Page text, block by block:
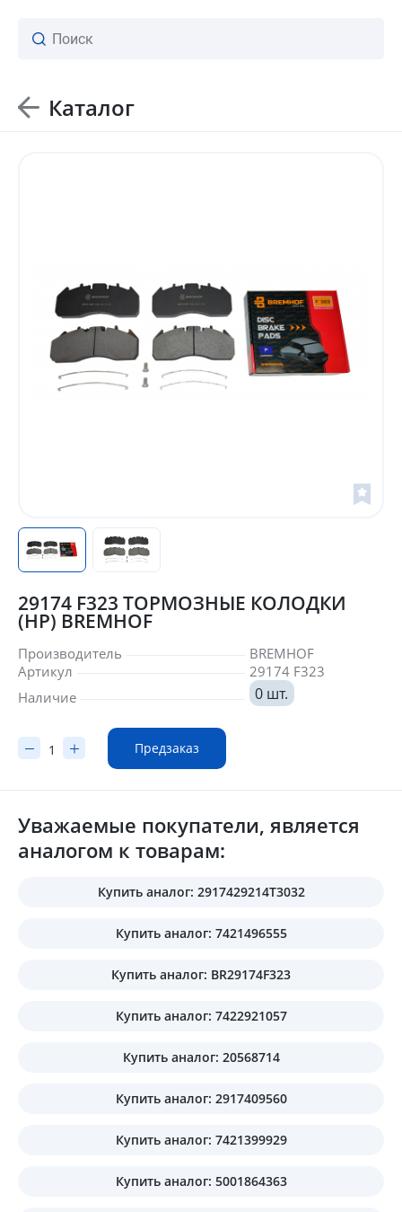
Каталог
29174 F323 ТОРМОЗНЫЕ КОЛОДКИ
(HP) BREMHOF
Производитель
BREMHOF
Артикул
29174 F323
Наличие
0 шт.
Предзаказ
Уважаемые покупатели, является
аналогом к товарам:
Купить аналог: 2917429214T3032
Купить аналог: 7421496555
Купить аналог: BR29174F323
Купить аналог: 7422921057
Купить аналог: 20568714
Купить аналог: 2917409560
Купить аналог: 7421399929
Купить аналог: 5001864363